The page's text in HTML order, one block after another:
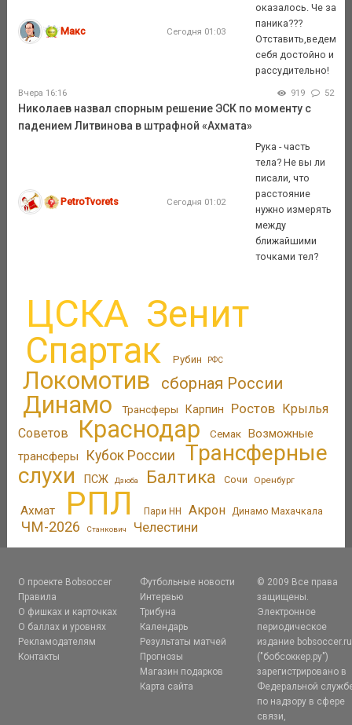
Макс Сегодня 01:03
оказалось. Че за
паника???
Отставить,ведем
себя достойно и
рассудительно!
Вчера 16:16 919 52
Николаев назвал спорным решение ЭСК по моменту с
падением Литвинова в штрафной «Ахмата»
PetroTvorets Сегодня 01:02
Рука - часть
тела? Не вы ли
писали, что
расстояние
нужно измерять
между
ближайшими
точками тел?
ЦСКА Зенит
Спартак Рубин РФС
Локомотив сборная России
Динамо Трансферы Карпин Ростов Крылья
Советов
Краснодар Семак Возможные
трансферы
Кубок России
Трансферные
слухи
ПСЖ Дзюба Балтика Сочи Оренбург
Ахмат РПЛ Пари НН Акрон Динамо Махачкала
ЧМ-2026 Станкович Челестини
О проекте Bobsoccer
Правила
О фишках и карточках
О баллах и уровнях
Рекламодателям
Контакты
Футбольные новости
Интервью
Трибуна
Календарь
Результаты матчей
Прогнозы
Магазин подарков
Карта сайта
© 2009 Все права
защищены.
Электронное
периодическое
издание bobsoccer.ru
("бобсоккер.ру")
зарегистрировано в
Федеральной
по надзору в сфере
связи,